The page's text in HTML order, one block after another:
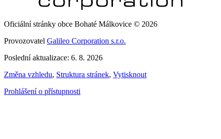
Oficiální stránky obce Bohaté Málkovice © 2026
Provozovatel Galileo Corporation s.r.o.
Poslední aktualizace: 6. 8. 2026
Změna vzhledu, Struktura stránek, Vytisknout
Prohlášení o přístupnosti